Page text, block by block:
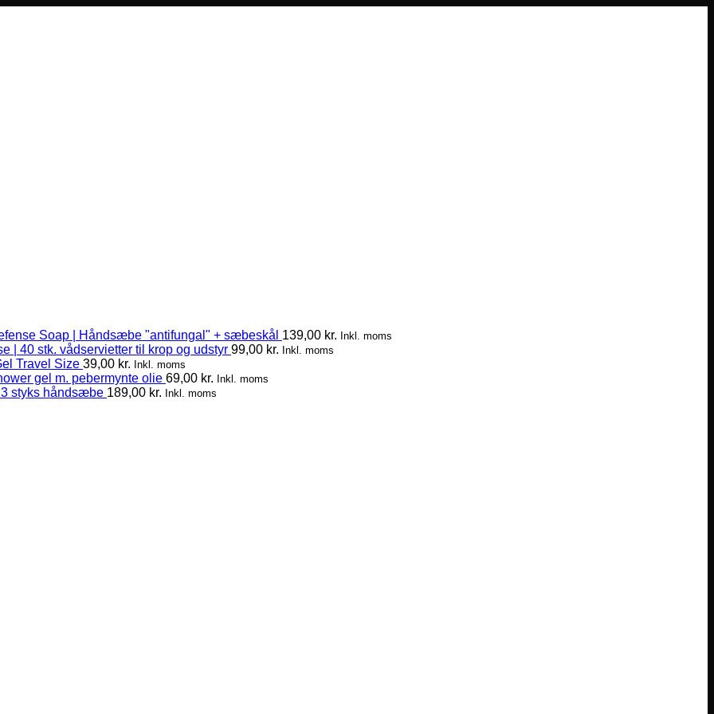
Soap | Håndsæbe "antifungal" + sæbeskål 139,00 kr. Inkl. moms
| 40 stk. vådservietter til krop og udstyr 99,00 kr. Inkl. moms
Travel Size 39,00 kr. Inkl. moms
gel m. pebermynte olie 69,00 kr. Inkl. moms
styks håndsæbe 189,00 kr. Inkl. moms